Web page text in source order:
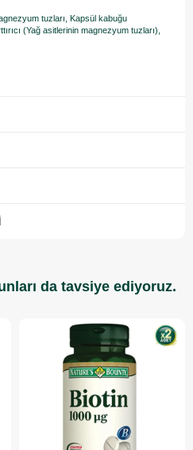
tuzları, Kapsül kabuğu
(Yağ asitlerinin magnezyum tuzları),
da tavsiye ediyoruz.